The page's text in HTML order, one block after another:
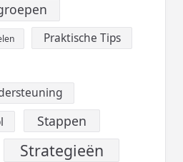
Praktische Tips
Stappen
Strategieën